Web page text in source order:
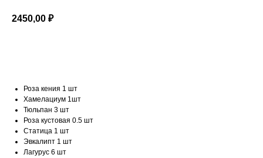
2450,00 ₽
Роза кения 1 шт
Хамелациум 1шт
Тюльпан 3 шт
Роза кустовая 0.5 шт
Статица 1 шт
Эвкалипт 1 шт
Лагурус 6 шт